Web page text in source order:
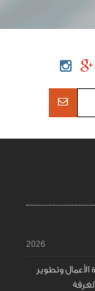
2026
الأعمال وتطوير